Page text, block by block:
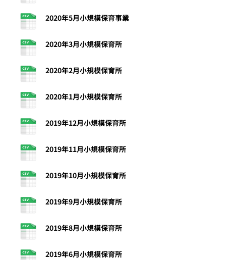
2020年5月小規模保育事業
2020年3月小規模保育所
2020年2月小規模保育所
2020年1月小規模保育所
2019年12月小規模保育所
2019年11月小規模保育所
2019年10月小規模保育所
2019年9月小規模保育所
2019年8月小規模保育所
2019年6月小規模保育所